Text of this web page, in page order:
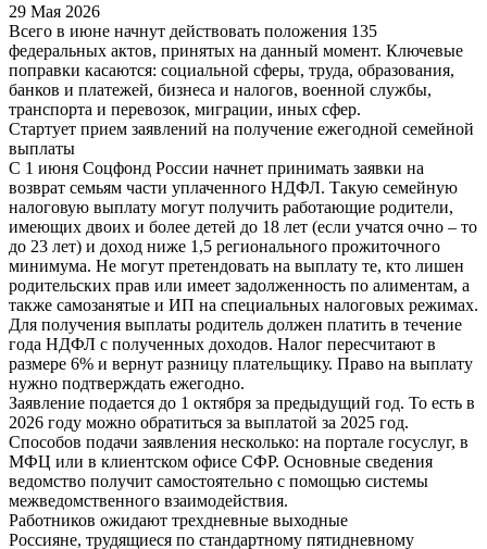
29 Мая 2026
Всего в июне начнут действовать положения 135
федеральных актов, принятых на данный момент. Ключевые
поправки касаются: социальной сферы, труда, образования,
банков и платежей, бизнеса и налогов, военной службы,
транспорта и перевозок, миграции, иных сфер.
Стартует прием заявлений на получение ежегодной семейной
выплаты
С 1 июня Соцфонд России начнет принимать заявки на
возврат семьям части уплаченного НДФЛ. Такую семейную
налоговую выплату могут получить работающие родители,
имеющих двоих и более детей до 18 лет (если учатся очно – то
до 23 лет) и доход ниже 1,5 регионального прожиточного
минимума. Не могут претендовать на выплату те, кто лишен
родительских прав или имеет задолженность по алиментам, а
также самозанятые и ИП на специальных налоговых режимах.
Для получения выплаты родитель должен платить в течение
года НДФЛ с полученных доходов. Налог пересчитают в
размере 6% и вернут разницу плательщику. Право на выплату
нужно подтверждать ежегодно.
Заявление подается до 1 октября за предыдущий год. То есть в
2026 году можно обратиться за выплатой за 2025 год.
Способов подачи заявления несколько: на портале госуслуг, в
МФЦ или в клиентском офисе СФР. Основные сведения
ведомство получит самостоятельно с помощью системы
межведомственного взаимодействия.
Работников ожидают трехдневные выходные
Россияне, трудящиеся по стандартному пятидневному